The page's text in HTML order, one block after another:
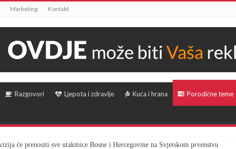
Marketing Kontakt
Razgovori Ljepota i zdravlje Kuća i hrana Porodične teme
će prenositi sve utakmice Bosne i Hercegovine na Svjetskom prvenstvu